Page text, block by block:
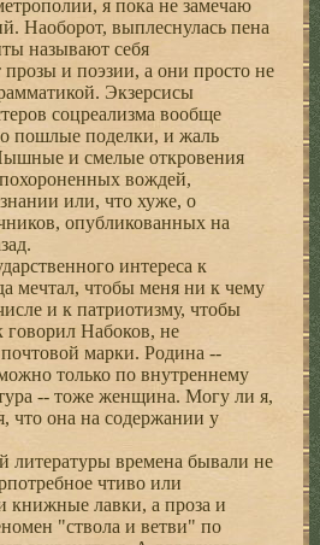
я пока не замечаю
Наоборот, выплеснулась пена
называют себя
и поэзии, а они просто не
Экзерсисы
соцреализма вообще
пошлые поделки, и жаль
и смелые откровения
вождей,
или, что хуже, о
опубликованных на
интереса к
мечтал, чтобы меня ни к чему
и к патриотизму, чтобы
говорил Набоков, не
марки. Родина --
только по внутреннему
-- тоже женщина. Могу ли я,
что она на содержании у
литературы времена бывали не
чтиво или
книжные лавки, а проза и
"ствола и ветви" по